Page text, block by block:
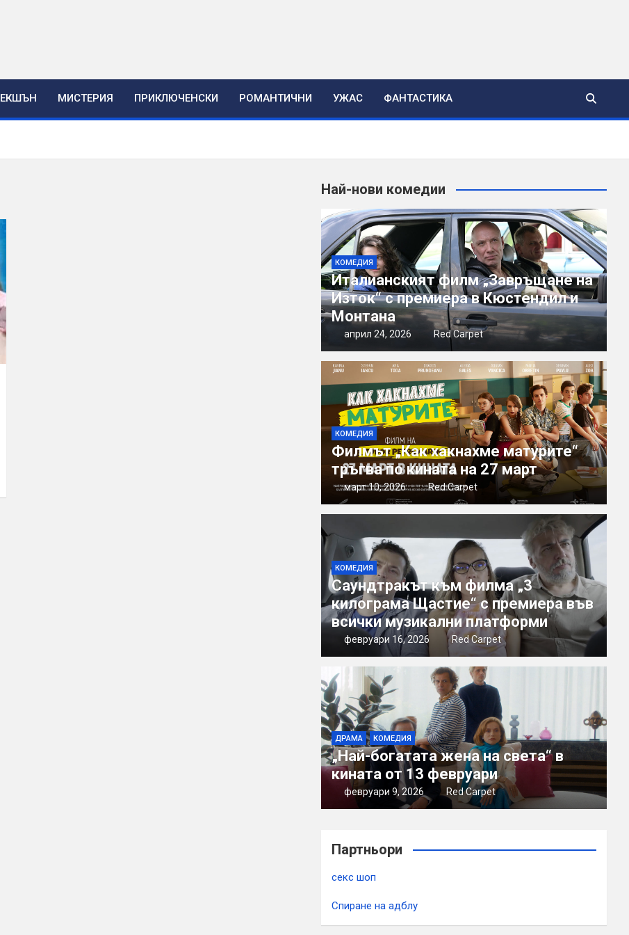
ЕКШЪН МИСТЕРИЯ ПРИКЛЮЧЕНСКИ РОМАНТИЧНИ УЖАС ФАНТАСТИКА
Най-нови комедии
КОМЕДИЯ
Италианският филм „Завръщане на
Изток“ с премиера в Кюстендил и
Монтана
април 24, 2026 Red Carpet
КОМЕДИЯ
Филмът „Как хакнахме матурите“
тръгва по кината на 27 март
март 10, 2026 Red Carpet
КОМЕДИЯ
Саундтракът към филма „3
килограма Щастие“ с премиера във
всички музикални платформи
февруари 16, 2026 Red Carpet
ДРАМА КОМЕДИЯ
„Най-богатата жена на света“ в
кината от 13 февруари
февруари 9, 2026 Red Carpet
Партньори
секс шоп
Спиране на адблу